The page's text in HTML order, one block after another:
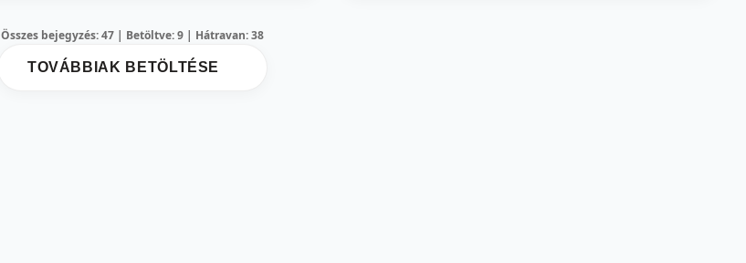
Összes bejegyzés: 47 | Betöltve: 9 | Hátravan: 38
TOVÁBBIAK BETÖLTÉSE